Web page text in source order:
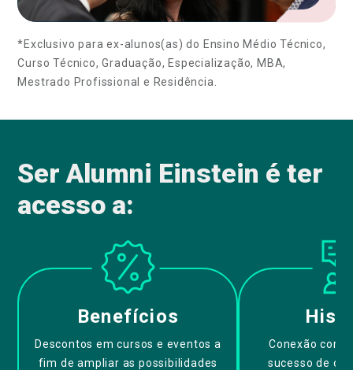
*Exclusivo para ex-alunos(as) do Ensino Médio Técnico,
Curso Técnico, Graduação, Especialização, MBA,
Mestrado Profissional e Residência.
Ser Alumni Einstein é ter
acesso a:
Benefícios
Descontos em cursos e eventos a
fim de ampliar as possibilidades
Conexão com
sucesso de